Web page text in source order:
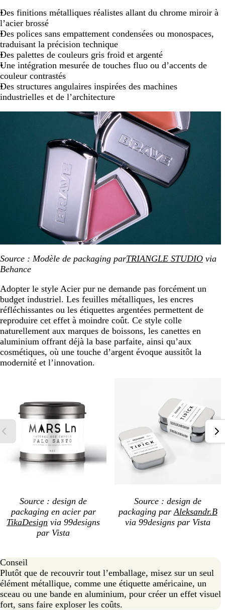
Des finitions métalliques réalistes allant du chrome miroir à
l’acier brossé
Des polices sans empattement condensées ou monospaces,
traduisant la précision technique
Des palettes de couleurs gris froid et argenté
Une intégration mesurée de touches fluo ou d’accents de
couleur contrastés
Des structures angulaires inspirées des machines
industrielles et de l’architecture
Source : Modèle de packaging parTRIANGLE STUDIO via
Behance
Adopter le style Acier pur ne demande pas forcément un
budget industriel. Les feuilles métalliques, les encres
réfléchissantes ou les étiquettes argentées permettent de
reproduire cet effet à moindre coût. Ce style colle
naturellement aux marques de boissons, les canettes en
aluminium offrant déjà la base parfaite, ainsi qu’aux
cosmétiques, où une touche d’argent évoque aussitôt la
modernité et l’innovation.
Source : design de
packaging en acier par
TikaDesign via 99designs
par Vista
Source : design de
packaging par Aleksandr.B
via 99designs par Vista
Conseil
Plutôt que de recouvrir tout l’emballage, misez sur un seul
élément métallique, comme une étiquette américaine, un
sceau ou une bande en aluminium, pour créer un effet visuel
fort, sans faire exploser les coûts.